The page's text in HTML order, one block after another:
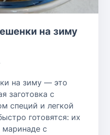
на зиму
на зиму — это
заготовка с
специй и легкой
готовятся: их
с